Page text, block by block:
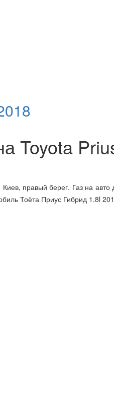
Toyota
правый берег. Газ на авто
Тоёта Приус Гибрид 1.8l